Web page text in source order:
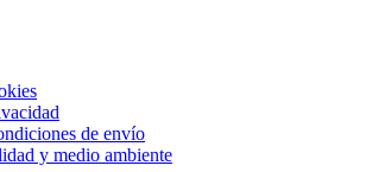
de envío
y medio ambiente